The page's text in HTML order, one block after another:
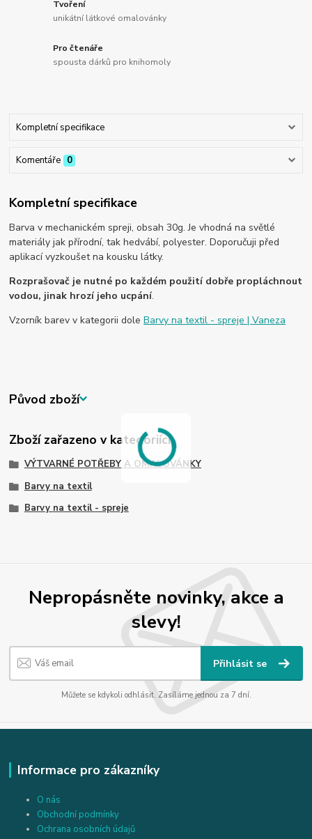
Tvoření
unikátní látkové omalovánky
Pro čtenáře
spousta dárků pro knihomoly
Kompletní specifikace
Komentáře 0
Kompletní specifikace
Barva v mechanickém spreji, obsah 30g. Je vhodná na světlé
materiály jak přírodní, tak hedvábí, polyester. Doporučuji před
aplikací vyzkoušet na kousku látky.
Rozprašovač je nutné po každém použití dobře propláchnout
vodou, jinak hrozí jeho ucpání.
Vzorník barev v kategorii doleBarvy na textil - spreje | Vaneza
Původ zboží
Zboží zařazeno v kategoriích
VÝTVARNÉ POTŘEBY A OMALOVÁNKY
Barvy na textil
Barvy na textil - spreje
Nepropásněte novinky, akce a
slevy!
Přihlásit se
Můžete se kdykoli odhlásit. Zasíláme jednou za 7 dní.
Informace pro zákazníky
O nás
Obchodní podmínky
Ochrana osobních údajů